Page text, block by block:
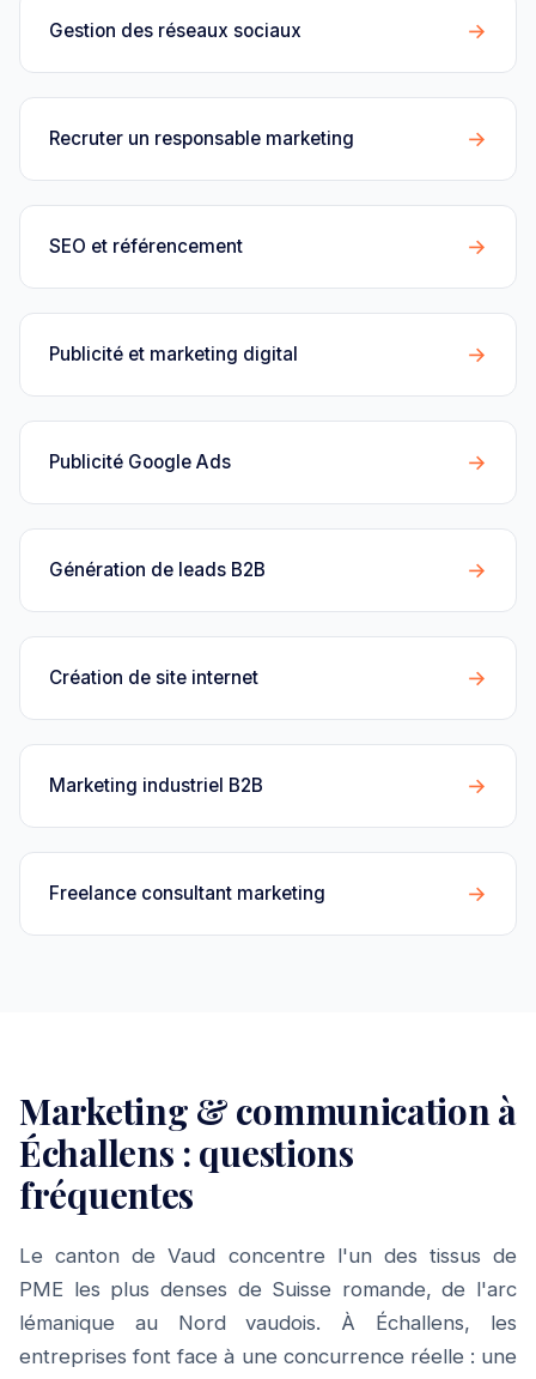
Gestion des réseaux sociaux →
Recruter un responsable marketing →
SEO et référencement →
Publicité et marketing digital →
Publicité Google Ads →
Génération de leads B2B →
Création de site internet →
Marketing industriel B2B →
Freelance consultant marketing →
Marketing & communication à
Échallens : questions
fréquentes
Le canton de Vaud concentre l'un des tissus de
PME les plus denses de Suisse romande, de l'arc
lémanique au Nord vaudois. À Échallens, les
entreprises font face à une concurrence réelle : une